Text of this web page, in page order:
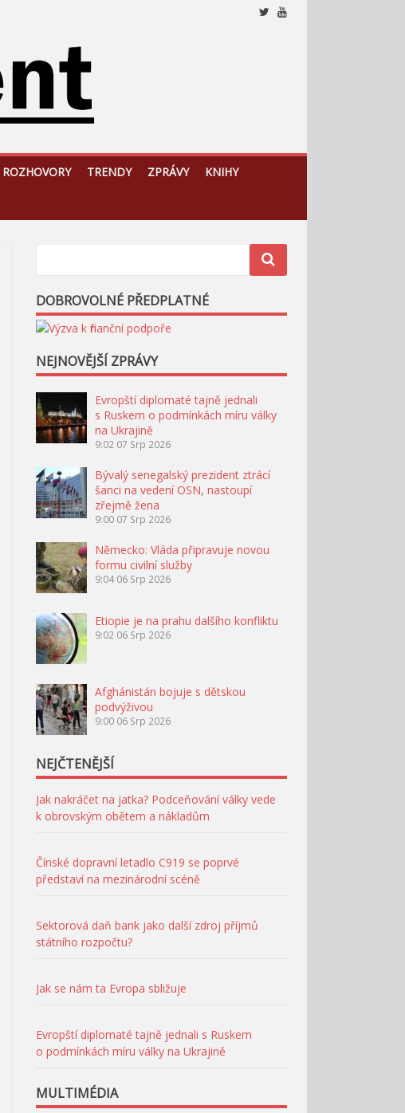
ROZHOVORY TRENDY ZPRÁVY KNIHY
DOBROVOLNÉ PŘEDPLATNÉ
NEJNOVĚJŠÍ ZPRÁVY
Evropští diplomaté tajně jednali
s Ruskem o podmínkách míru války
na Ukrajině
9:02 07 Srp 2026
Bývalý senegalský prezident ztrácí
šanci na vedení OSN, nastoupí
zřejmě žena
9:00 07 Srp 2026
Německo: Vláda připravuje novou
formu civilní služby
9:04 06 Srp 2026
Etiopie je na prahu dalšího konfliktu
9:02 06 Srp 2026
Afghánistán bojuje s dětskou
podvýživou
9:00 06 Srp 2026
NEJČTENĚJŠÍ
Jak nakráčet na jatka? Podceňování války vede
k obrovským obětem a nákladům
Čínské dopravní letadlo C919 se poprvé
představí na mezinárodní scéně
Sektorová daň bank jako další zdroj příjmů
státního rozpočtu?
Jak se nám ta Evropa sbližuje
Evropští diplomaté tajně jednali s Ruskem
o podmínkách míru války na Ukrajině
MULTIMÉDIA